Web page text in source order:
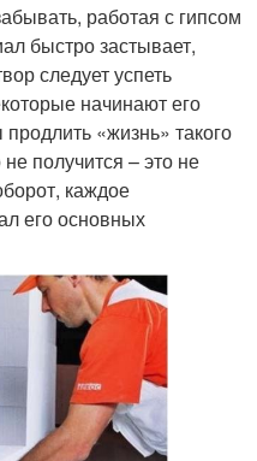
работая с гипсом
быстро застывает,
следует успеть
начинают его
«жизнь» такого
получится – это не
каждое
его основных